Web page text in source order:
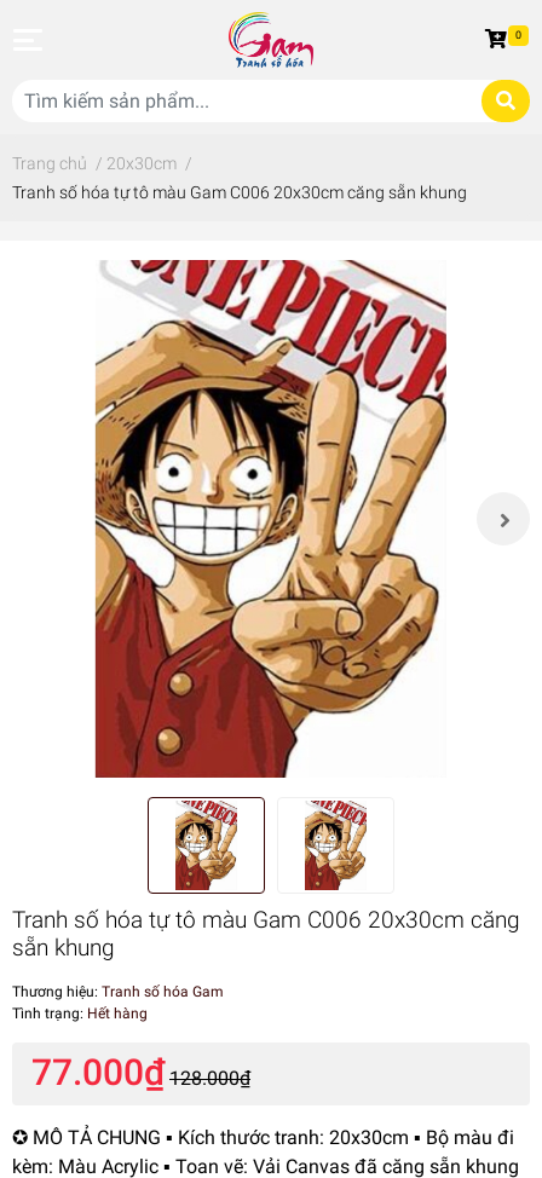
0
Trang chủ / 20x30cm /
Tranh số hóa tự tô màu Gam C006 20x30cm căng sẵn khung
Tranh số hóa tự tô màu Gam C006 20x30cm căng
sẵn khung
Thương hiệu: Tranh số hóa Gam
Tình trạng: Hết hàng
77.000₫ 128.000₫
✪ MÔ TẢ CHUNG ▪️ Kích thước tranh: 20x30cm ▪️ Bộ màu đi
kèm: Màu Acrylic ▪️ Toan vẽ: Vải Canvas đã căng sẵn khung